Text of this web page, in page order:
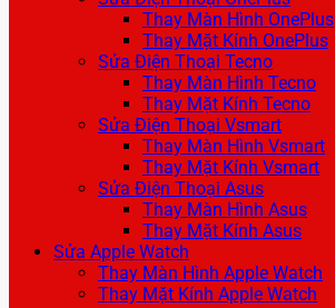
Thay Màn Hình OnePlus
Thay Mặt Kính OnePlus
Sửa Điện Thoại Tecno
Thay Màn Hình Tecno
Thay Mặt Kính Tecno
Sửa Điện Thoại Vsmart
Thay Màn Hình Vsmart
Thay Mặt Kính Vsmart
Sửa Điện Thoại Asus
Thay Màn Hình Asus
Thay Mặt Kính Asus
Sửa Apple Watch
Thay Màn Hình Apple Watch
Thay Mặt Kính Apple Watch